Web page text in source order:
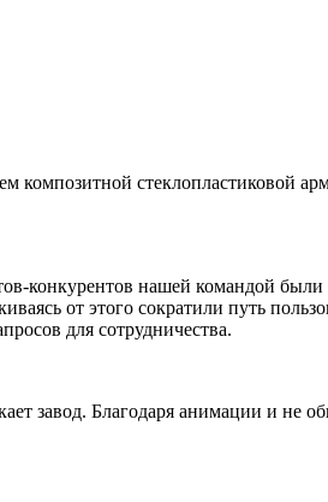
композитной стеклопластиковой
конкурентов нашей командой
от этого сократили путь
для сотрудничества.
завод. Благодаря анимации и не